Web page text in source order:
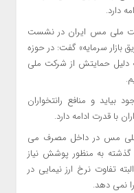
دارد.
ملی مس ایران در نشست
بازار سرمایه» گفت: در حوزه
دلیل حمایتش از شرکت ملی
بیاید و منافع رانتخواران
با قدرت ادامه دارد.
۵۰ درصد تولید ملی مس در داخل مصرف می
گذشته به منظور پوشش نیاز
تفاوت نرخ ارز نیمایی در
نمی دهد.